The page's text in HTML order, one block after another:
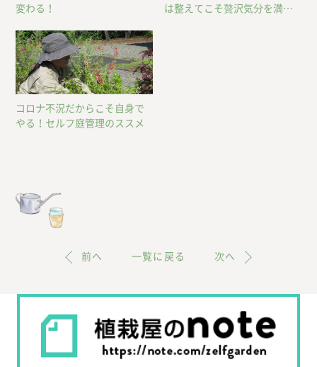
変わる！
は整えてこそ贅沢気分を満喫
コロナ不況だからこそ自身で
やる！セルフ庭管理のススメ
前へ 一覧に戻る 次へ